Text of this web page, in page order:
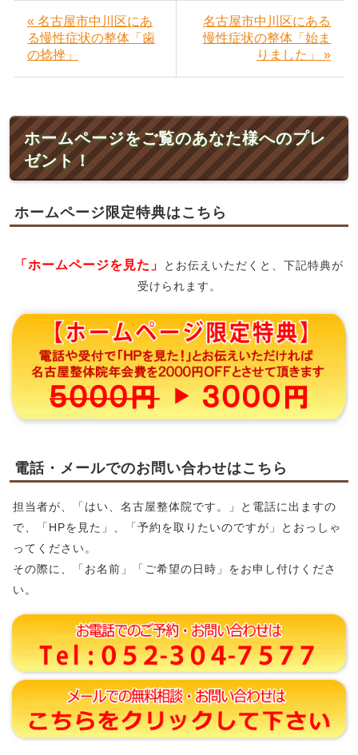
« 名古屋市中川区にあ
る慢性症状の整体「歯
の捻挫」
名古屋市中川区にある
慢性症状の整体「始ま
りました」 »
ホームページをご覧のあなた様へのプレ
ゼント！
ホームページ限定特典はこちら
「ホームページを見た」
とお伝えいただくと、下記特典が
受けられます。
電話・メールでのお問い合わせはこちら
担当者が、「はい、名古屋整体院です。」と電話に出ますの
で、「HPを見た」、「予約を取りたいのですが」とおっしゃ
ってください。
その際に、「お名前」「ご希望の日時」をお申し付けくださ
い。